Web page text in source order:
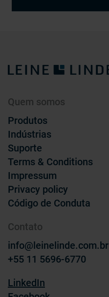
Quem somos
Produtos
Indústrias
Suporte
Terms & Conditions
Impressum
Privacy policy
Código de Conduta
Contato
info@leinelinde.com.br
+55 11 5696-6770
LinkedIn